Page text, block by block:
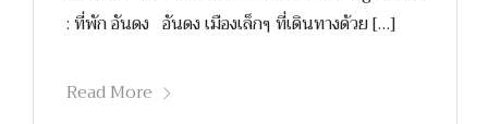
: ที่พัก อันดง อันดง เมืองเล็กๆ ที่เดินทางด้วย […]
Read More